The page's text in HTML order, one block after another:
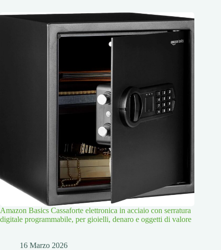
Amazon Basics Cassaforte elettronica in acciaio con serratura
digitale programmabile, per gioielli, denaro e oggetti di valore
16 Marzo 2026